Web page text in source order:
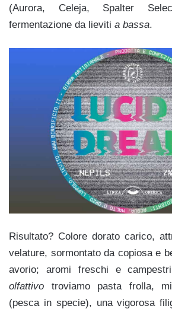
(Aurora, Celeja, Spalter
fermentazione da lieviti a bassa.
Risultato? Colore dorato carico,
velature, sormontato da copiosa e
avorio; aromi freschi e
olfattivo troviamo pasta frolla,
(pesca in specie), una vigorosa